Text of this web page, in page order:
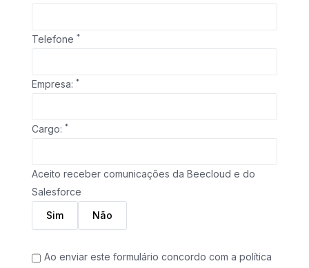
Telefone*
Empresa:*
Cargo:*
Aceito receber comunicações da Beecloud e do
Salesforce
Sim
Não
Ao enviar este formulário concordo com a política